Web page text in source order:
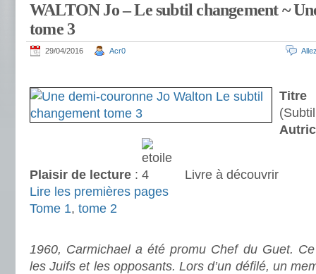
WALTON Jo – Le subtil changement ~
tome 3
29/04/2016 Acr0
Titre
Plaisir de lecture :
Livre à découvrir
Lire les premières pages
Tome 1, tome 2
1960, Carmichael a été promu Chef du Guet.
les Juifs et les opposants. Lors d’un défilé, un